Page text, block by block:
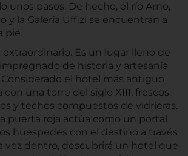
unos pasos. De hecho, el río Arno,
y la Galería Uffizi se encuentran a
pie.
extraordinario. Es un lugar lleno de
de historia y artesanía
el hotel más antiguo
con una torre del siglo XIII, frescos
y techos compuestos de vidrieras.
puerta roja actúa como un portal
huéspedes con el destino a través
vez dentro, descubrirá un hotel que